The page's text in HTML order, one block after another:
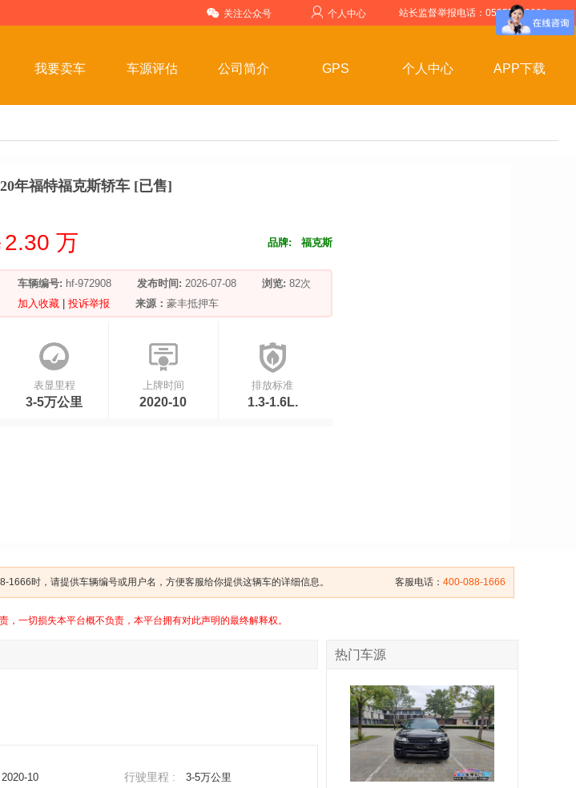
关注公众号 个人中心 站长监督举报电话：05357599999
我要卖车 车源评估 公司简介 GPS 个人中心 APP下载
20年福特福克斯轿车 [已售]
2.30 万 品牌: 福克斯
车辆编号: hf-972908 发布时间: 2026-07-08 浏览: 82次
加入收藏
投诉举报 来源： 豪丰抵押车
表显里程
3-5万公里
上牌时间
2020-10
排放标准
1.3-1.6L.
客服电话： 400-088-1666
时，请提供车辆编号或用户名，方便客服给你提供这辆车的详细信息。
一切损失本平台概不负责，本平台拥有对此声明的最终解释权。
2020-10 行驶里程 : 3-5万公里
热门车源